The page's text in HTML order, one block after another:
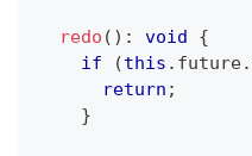
redo ( ) : void
{
if
(this . future.
return ;
}